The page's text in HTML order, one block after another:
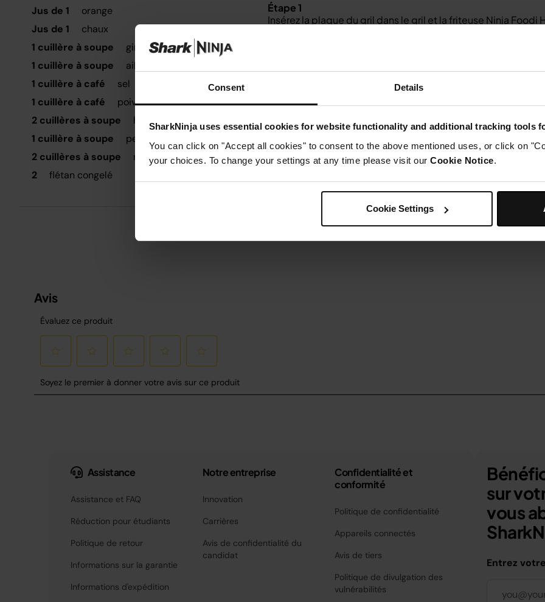
Consent Details
SharkNinja uses essential cookies for website functionality and additional tracking tools
You can click on "Accept all cookies" to consent to the above mentioned uses, or click on
your choices. To change your settings at any time please visit our Cookie Notice.
Cookie Settings
Jus de 1
orange
Jus de 1
chaux
1 cuillère à soupe
gingembre (émincé)
1 cuillère à soupe
ail (émincé)
1 cuillère à café
sel
1 cuillère à café
poivre noir moulu
2 cuillères à soupe
huile d'olive extra vierge
1 cuillère à soupe
persil (haché)
2 cuillères à soupe
miel
2
flétan congelé
Étape 1
Insérez la plaque du gril dans le gril et la friteuse Ninja Foodi
(GRIL), réglez la température sur MAX, et réglez la durée
Pendant que l'appareil préchauffe, réunir tous les
pour les incorporer. Placer ensuite les filets dans le bol et
Étape 3
Lorsque l'appareil émet un signal sonore pour signifier qu'il
Versez une cuillerée de marinade sur le dessus de chaque
12 minutes, jusqu'à ce que la température interne atteigne
arrosez les filets de marinade toutes les 3 à 4 minutes.
Étape 4
Assistance
Assistance et FAQ
Réduction pour étudiants
Politique de retour
Informations sur la garantie
Informations d'expédition
Notre entreprise
Innovation
Carrières
Avis de confidentialité du
candidat
Confidentialité et
conformité
Politique de confidentialité
Appareils connectés
Avis de tiers
Politique de divulgation des
vulnérabilités
sur
vous
Entrez